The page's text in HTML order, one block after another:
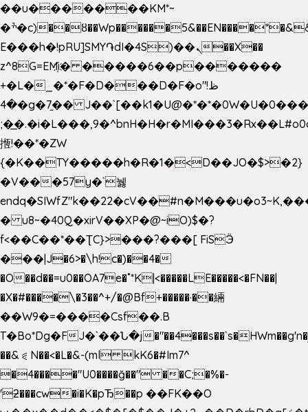
��u�������KM*~
�ׯ�c)��ȣ��Wp������5&��EN����*�&&6F��Le��~�P�άv����ui?
E���h�!pRU]SMY֏dI�4S)��ܢ��X��
z^8G=EM҉i� �����6��p�������
+�L�_�*�F�D���D�F�o"ظ!
�4�g�7֦�� J��`[��k1�U@�*�*�0W�U�0����_������äp�)2>�`@n����5DW˃��
揯!��*�ZW
{�K��TY�����h�R�1�<D��JO�$>�2}
�V���57y�`뉋
� u8~�40Q�xirV��XP�@~iO)$�?
f<��C��*��ƮC}>���?���[ FiSӬ
���|J�6>�\h!c�)��4�
�O��d��=u0��OA7e�˚*K|<�����LE�����<�FN��|
�X�#����\�3��^+/�@Bf+�����·��緉
��W9�=����Csf��.B
T�Bo*Dg�FJ�`��Ն�j�"��4���s��`s�HWm��g'n�ږ�Ht�!
��&⪗N��<�L�&-(ml kK6�#Im7^
�4����"U0����ğ��" ��C;�%�-
'ƻ���cw�i�K�pЂ��p ��FK��O